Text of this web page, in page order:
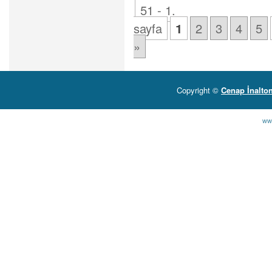
için
51 - 1.
sayfa
1 2 3 4
5
»
Copyright © Cenap